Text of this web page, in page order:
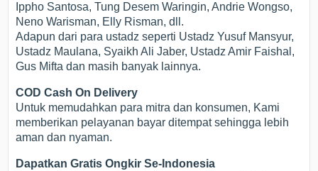
Ippho Santosa, Tung Desem Waringin, Andrie Wongso,
Neno Warisman, Elly Risman, dll.
Adapun dari para ustadz seperti Ustadz Yusuf Mansyur,
Ustadz Maulana, Syaikh Ali Jaber, Ustadz Amir Faishal,
Gus Mifta dan masih banyak lainnya.
COD Cash On Delivery
Untuk memudahkan para mitra dan konsumen, Kami
memberikan pelayanan bayar ditempat sehingga lebih
aman dan nyaman.
Dapatkan Gratis Ongkir Se-Indonesia